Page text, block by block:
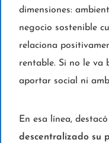
dimensiones:
negocio sostenible
relaciona
rentable. Si no le va
aportar social ni
En esa línea,
descentralizado su